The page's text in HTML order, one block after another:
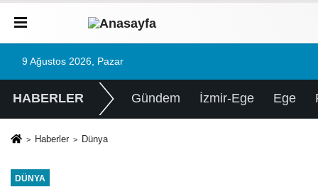
9 Ağustos 2026, Pazar
HABERLER Gündem İzmir-Ege Ege
Haberler Dünya
DÜNYA